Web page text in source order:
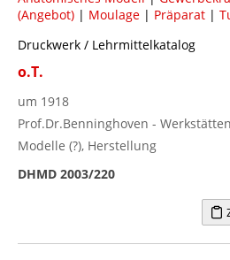
(Angebot) | Moulage | Präparat |
Druckwerk / Lehrmittelkatalog
o.T.
um 1918
Prof.Dr.Benninghoven -
Modelle (?), Herstellung
DHMD 2003/220